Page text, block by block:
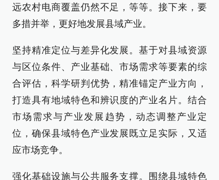
远农村电商覆盖仍然不足，等等。接下来，要
多措并举，更好地发展县域产业。
坚持精准定位与差异化发展。基于对县域资源
与区位条件、产业基础、市场需求等要素的综
合评估，科学研判优势，精准锚定产业方向，
打造具有地域特色和辨识度的产业名片。结合
市场需求与产业发展趋势，动态调整产业定
位，确保县域特色产业发展既立足实际，又适
应市场竞争。
强化基础设施与公共服务支撑。围绕县域特色